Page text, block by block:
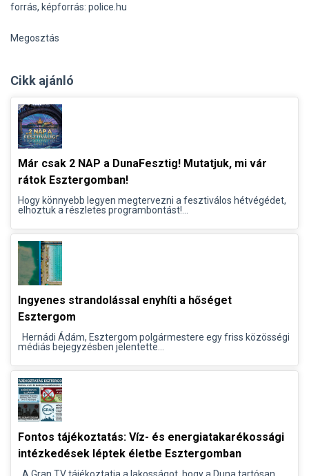
forrás, képforrás: police.hu
Megosztás
Cikk ajánló
Már csak 2 NAP a DunaFesztig! Mutatjuk, mi vár
rátok Esztergomban!
Hogy könnyebb legyen megtervezni a fesztiválos hétvégédet,
elhoztuk a részletes programbontást!...
Ingyenes strandolással enyhíti a hőséget
Esztergom
Hernádi Ádám, Esztergom polgármestere egy friss közösségi
médiás bejegyzésben jelentette...
Fontos tájékoztatás: Víz- és energiatakarékossági
intézkedések léptek életbe Esztergomban